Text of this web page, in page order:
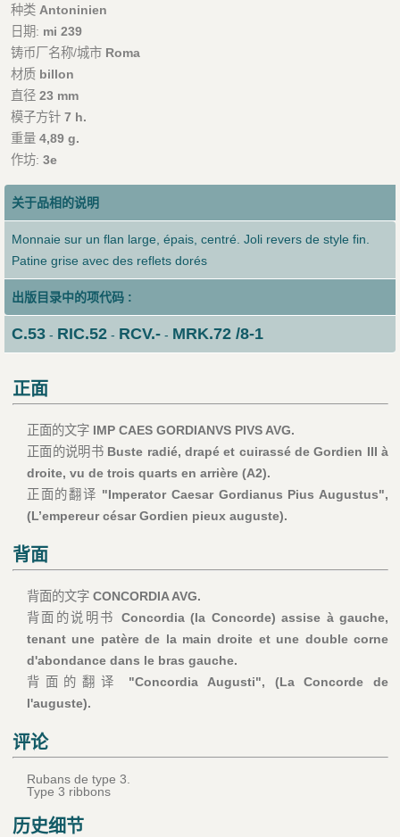
种类 Antoninien
日期: mi 239
铸币厂名称/城市 Roma
材质 billon
直径 23 mm
模子方针 7 h.
重量 4,89 g.
作坊: 3e
关于品相的说明
Monnaie sur un flan large, épais, centré. Joli revers de style fin.
Patine grise avec des reflets dorés
出版目录中的项代码 :
C.53- RIC.52- RCV.-- MRK.72 /8-1
正面
正面的文字 IMP CAES GORDIANVS PIVS AVG.
正面的说明书 Buste radié, drapé et cuirassé de Gordien III à
droite, vu de trois quarts en arrière (A2).
正面的翻译 "Imperator Caesar Gordianus Pius Augustus",
(L’empereur césar Gordien pieux auguste).
背面
背面的文字 CONCORDIA AVG.
背面的说明书 Concordia (la Concorde) assise à gauche,
tenant une patère de la main droite et une double corne
d'abondance dans le bras gauche.
背面的翻译 "Concordia Augusti", (La Concorde de
l'auguste).
评论
Rubans de type 3.
Type 3 ribbons
历史细节